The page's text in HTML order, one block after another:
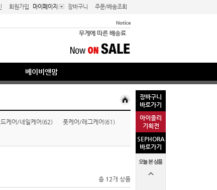
장바구니
바로가기
아이졸리
기획전
SEPHORA
바로가기
회원가입 마이페이지 장바구니 주문/배송조회
Notice
[공지사항] 개인통관고유부호 필수 입력
무게에 따른 배송료
베이비앤맘
케어/네일케어(62)
풋케어/레그케어(61)
총 12개 상품